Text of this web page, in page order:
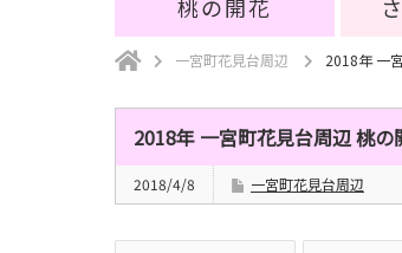
桃の開花
一宮町花見台周辺 2018年 一
2018年 一宮町花見台周辺 桃の
2018/4/8 一宮町花見台周辺